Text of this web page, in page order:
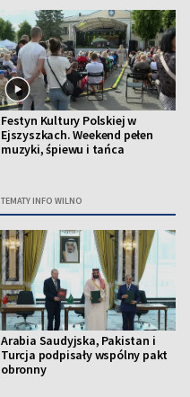
Festyn Kultury Polskiej w
Ejszyszkach. Weekend pełen
muzyki, śpiewu i tańca
TEMATY INFO WILNO
Arabia Saudyjska, Pakistan i
Turcja podpisały wspólny pakt
obronny